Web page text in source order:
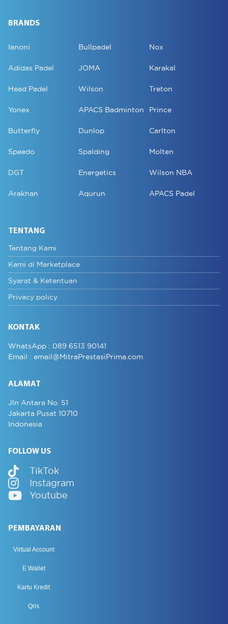
BRANDS
Ianoni Bullpadel Nox
Adidas Padel JOMA Karakal
Head Padel Wilson Treton
Yonex APACS Badminton Prince
Butterfly Dunlop Carlton
Speedo Spalding Molten
DGT Energetics Wilson NBA
Arakhan Aqurun APACS Padel
TENTANG
Tentang Kami
Kami di Marketplace
Syarat & Ketentuan
Privacy policy
KONTAK
WhatsApp : 089 6513 90141
Email : email@MitraPrestasiPrima.com
ALAMAT
Jln Antara No. 51
Jakarta Pusat 10710
Indonesia
FOLLOW US
TikTok
Instagram
Youtube
PEMBAYARAN
Virtual Account
E Wallet
Kartu Kredit
Qris